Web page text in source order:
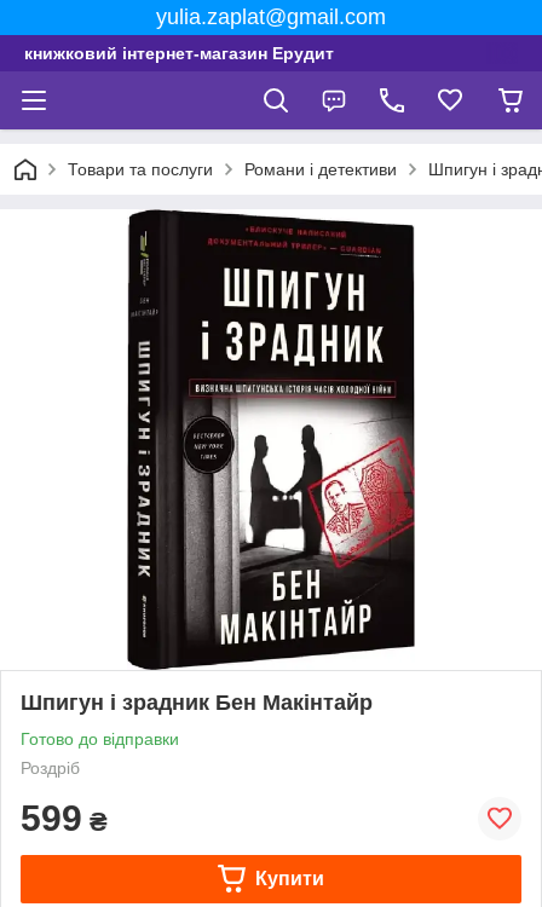
yulia.zaplat@gmail.com
книжковий інтернет-магазин Ерудит
Товари та послуги Романи і детективи Шпигун і
Шпигун і зрадник Бен Макінтайр
Готово до відправки
Роздріб
599 ₴
Купити